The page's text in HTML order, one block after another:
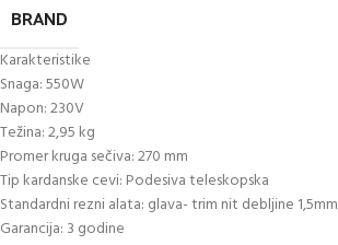
BRAND
Karakteristike
Snaga: 550W
Napon: 230V
Težina: 2,95 kg
Promer kruga sečiva: 270 mm
Tip kardanske cevi: Podesiva teleskopska
Standardni rezni alata: glava- trim nit debljine 1,5mm
Garancija: 3 godine